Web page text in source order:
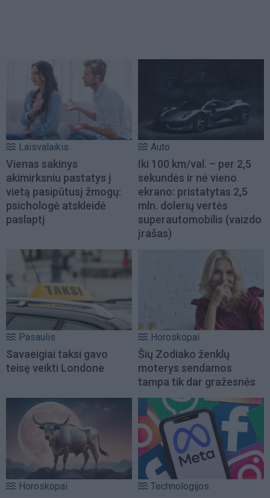
Laisvalaikis
Vienas sakinys
akimirksniu pastatys į
vietą pasipūtusį žmogų:
psichologė atskleidė
paslaptį
Auto
Iki 100 km/val. – per 2,5
sekundės ir nė vieno
ekrano: pristatytas 2,5
mln. dolerių vertės
superautomobilis (vaizdo
įrašas)
Pasaulis
Savaeigiai taksi gavo
teisę veikti Londone
Horoskopai
Šių Zodiako ženklų
moterys sendamos
tampa tik dar gražesnės
Horoskopai Technologijos